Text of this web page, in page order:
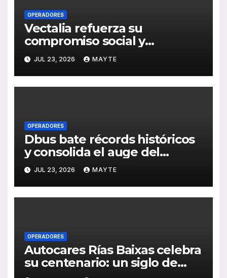
OPERADORES
Vectalia refuerza su
compromiso social y
medioambiental con la
publicación de su Memoria de
RSC 2025
JUL 23, 2026 MAYTE
OPERADORES
Dbus bate récords históricos
y consolida el auge del
transporte público en San
Sebastián
JUL 23, 2026 MAYTE
OPERADORES
Autocares Rías Baixas celebra
su centenario: un siglo de